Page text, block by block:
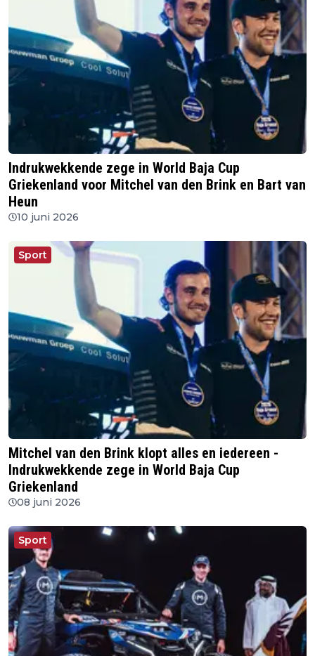
Indrukwekkende zege in World Baja Cup
Griekenland voor Mitchel van den Brink en Bart van
Heun
10 juni 2026
Sport
Mitchel van den Brink klopt alles en iedereen -
Indrukwekkende zege in World Baja Cup
Griekenland
08 juni 2026
Sport